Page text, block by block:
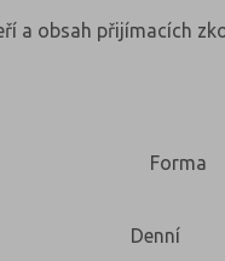
a obsah přijímacích
Forma
Denní